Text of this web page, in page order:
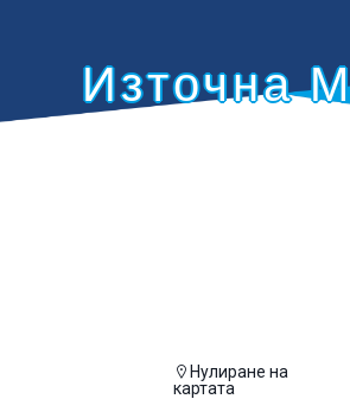
Източна
Нулиране на
картата